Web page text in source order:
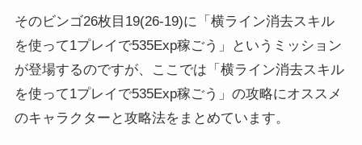
そのビンゴ26枚目19(26-19)に「横ライン消去スキル
を使って1プレイで535Exp稼ごう」というミッション
が登場するのですが、ここでは「横ライン消去スキル
を使って1プレイで535Exp稼ごう」の攻略にオススメ
のキャラクターと攻略法をまとめています。